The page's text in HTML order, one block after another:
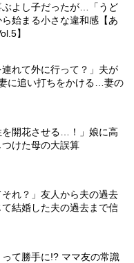
ぶよし子だったが…「うど
始まる小さな違和感【あ
】
連れて外に行って？」夫が
に追い打ちをかける…妻の
を開花させる…！」娘に高
けた母の大誤算
それ？」友人から夫の過去
結婚した夫の過去まで信
って勝手に!? ママ友の常識